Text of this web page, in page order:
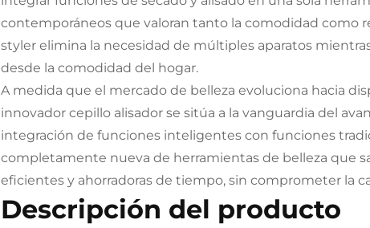
contemporáneos que valoran tanto la comodidad como
styler elimina la necesidad de múltiples aparatos
desde la comodidad del hogar.
A medida que el mercado de belleza evoluciona hacia
innovador cepillo alisador se sitúa a la vanguardia del
integración de funciones inteligentes con funciones
completamente nueva de herramientas de belleza que
eficientes y ahorradoras de tiempo, sin comprometer la
Descripción del producto